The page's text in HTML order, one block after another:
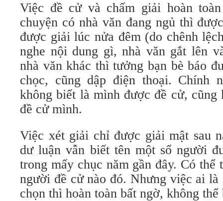
Việc đề cử và chấm giải hoàn
chuyện có nhà văn đang ngủ thì
được giải lúc nửa đêm (do chênh
nghe nội dung gì, nhà văn gắt lên
nhà văn khác thì tưởng bạn bè báo
chọc, cũng dập điện thoại. Chính
không biết là mình được đề cử,
đề cử mình.
Việc xét giải chỉ được giải mật sau
dư luận vẫn biết tên một số người
trong mấy chục năm gần đây. Có
người đề cử nào đó. Nhưng việc ai
chọn thì hoàn toàn bất ngờ, không